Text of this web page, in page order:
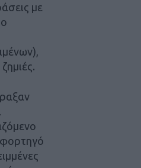
με
φορτηγό